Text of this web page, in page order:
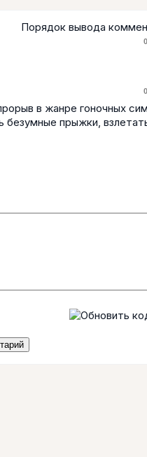
Порядок вывода
0
0
в жанре гоночных
прыжки,